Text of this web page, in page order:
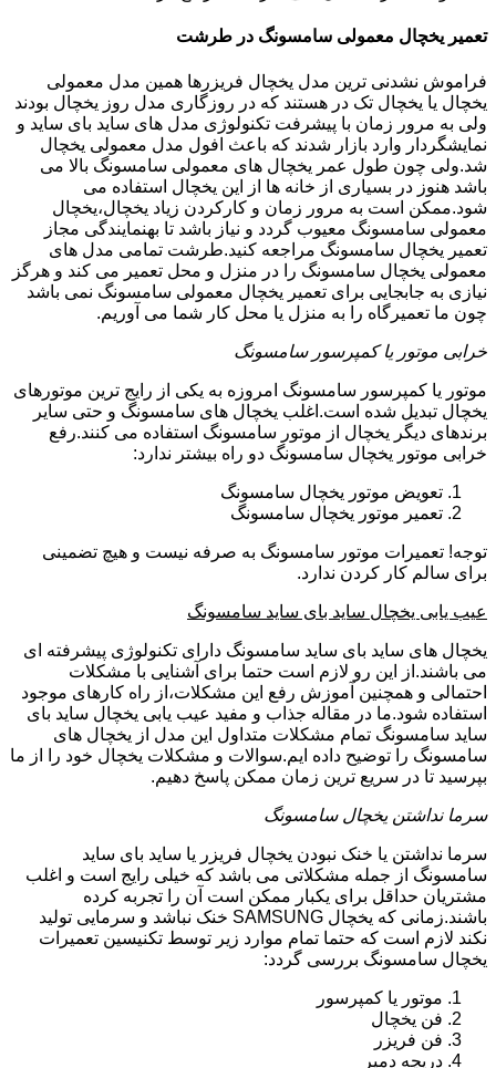
تعمیر یخچال معمولی سامسونگ در طرشت
فراموش نشدنی ترین مدل یخچال فریزرها همین مدل معمولی
یخچال یا یخچال تک در هستند که در روزگاری مدل روز یخچال بودند
ولی به مرور زمان با پیشرفت تکنولوژی مدل های ساید بای ساید و
نمایشگردار وارد بازار شدند که باعث افول مدل معمولی یخچال
شد.ولی چون طول عمر یخچال های معمولی سامسونگ بالا می
باشد هنوز در بسیاری از خانه ها از این یخچال استفاده می
شود.ممکن است به مرور زمان و کارکردن زیاد یخچال،یخچال
معمولی سامسونگ معیوب گردد و نیاز باشد تا بهنمایندگی مجاز
تعمیر یخچال سامسونگ مراجعه کنید.طرشت تمامی مدل های
معمولی یخچال سامسونگ را در منزل و محل تعمیر می کند و هرگز
نیازی به جابجایی برای تعمیر یخچال معمولی سامسونگ نمی باشد
چون ما تعمیرگاه را به منزل یا محل کار شما می آوریم.
خرابی موتور یا کمپرسور سامسونگ
موتور یا کمپرسور سامسونگ امروزه به یکی از رایج ترین موتورهای
یخچال تبدیل شده است.اغلب یخچال های سامسونگ و حتی سایر
برندهای دیگر یخچال از موتور سامسونگ استفاده می کنند.رفع
خرابی موتور یخچال سامسونگ دو راه بیشتر ندارد:
تعویض موتور یخچال سامسونگ
تعمیر موتور یخچال سامسونگ
توجه! تعمیرات موتور سامسونگ به صرفه نیست و هیچ تضمینی
برای سالم کار کردن ندارد.
عیب یابی یخچال ساید بای ساید سامسونگ
یخچال های ساید بای ساید سامسونگ دارای تکنولوژی پیشرفته ای
می باشند.از این رو لازم است حتما برای آشنایی با مشکلات
احتمالی و همچنین آموزش رفع این مشکلات،از راه کارهای موجود
استفاده شود.ما در مقاله جذاب و مفید عیب یابی یخچال ساید بای
ساید سامسونگ تمام مشکلات متداول این مدل از یخچال های
سامسونگ را توضیح داده ایم.سوالات و مشکلات یخچال خود را از ما
بپرسید تا در سریع ترین زمان ممکن پاسخ دهیم.
سرما نداشتن یخچال سامسونگ
سرما نداشتن یا خنک نبودن یخچال فریزر یا ساید بای ساید
سامسونگ از جمله مشکلاتی می باشد که خیلی رایج است و اغلب
مشتریان حداقل برای یکبار ممکن است آن را تجربه کرده
باشند.زمانی که یخچال SAMSUNG خنک نباشد و سرمایی تولید
نکند لازم است که حتما تمام موارد زیر توسط تکنیسین تعمیرات
یخچال سامسونگ بررسی گردد:
موتور یا کمپرسور
فن یخچال
فن فریزر
دریچه دمپر